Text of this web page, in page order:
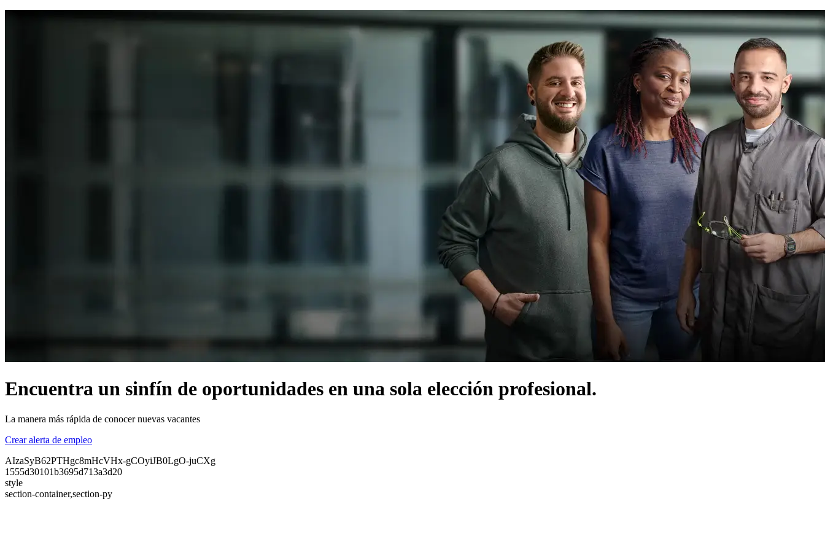
Encuentra un sinfín de oportunidades en una sola elección profesional.
La manera más rápida de conocer nuevas vacantes
Crear alerta de empleo
AIzaSyB62PTHgc8mHcVHx-gCOyiJB0LgO-juCXg
1555d30101b3695d713a3d20
style
section-container,section-py